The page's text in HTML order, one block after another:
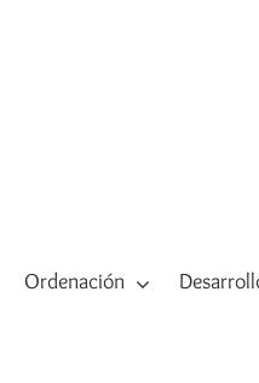
Ordenación